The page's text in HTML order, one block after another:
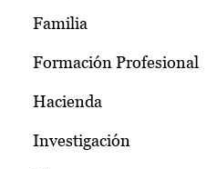
Familia
Formación Profesional
Hacienda
Investigación